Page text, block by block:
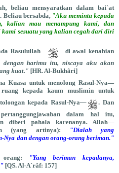
beliau mensyaratkan dalam bai`at
Beliau bersabda, "Aku meminta kepada
kalian mau menampung kami, dan
sesuatu yang kalian cegah dari diri
Rasulullah—
—di awal kenabian
dengan harimu itu, niscaya aku akan
kuat." [HR. Al-Bukhâri]
Kuasa untuk menolong Rasul-Nya—
kepada kaum muslimin untuk
kepada Rasul-Nya—
. Dan
dalam hal itu,
diberi pahala karenanya. Allah—
(yang artinya):
"Dialah yang
Nya dan dengan orang-orang beriman."
orang:
"Yang beriman kepadanya,
[QS. Al-A`râf: 157]